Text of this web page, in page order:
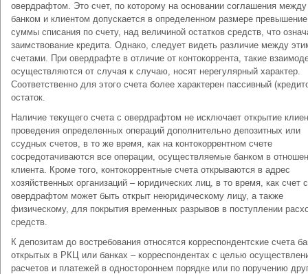
овердрафтом. Это счет, по которому на основании соглашения между
банком и клиентом допускается в определенном размере превышение
суммы списания по счету, над величиной остатков средств, что
заимствование кредита. Однако, следует видеть различие между
счетами. При овердрафте в отличие от контокоррента, такие
осуществляются от случая к случаю, носят нерегулярный характер.
Соответственно для этого счета более характерен пассивный
остаток.
Наличие текущего счета с овердрафтом не исключает открытие
проведения определенных операций дополнительно депозитных или
ссудных счетов, в то же время, как на контокоррентном счете
сосредотачиваются все операции, осуществляемые банком в
клиента. Кроме того, контокоррентные счета открываются в адрес
хозяйственных организаций – юридических лиц, в то время, как счет с
овердрафтом может быть открыт неюридическому лицу, а также
физическому, для покрытия временных разрывов в поступлении
средств.
К депозитам до востребования относятся корреспондентские счета
открытых в РКЦ или банках – корреспондентах с целью
расчетов и платежей в одностороннем порядке или по поручению